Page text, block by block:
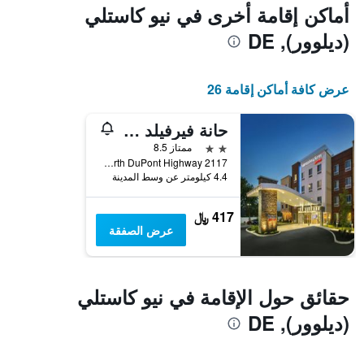
أماكن إقامة أخرى في نيو كاستلي
(ديلوور), DE
عرض كافة أماكن إقامة 26
حانة فيرفيلد وأجنحة ويلمنجتون نيو كاسل
2 نجمتين
ممتاز 8.5
2117 North DuPont Highway, نيو كاستلي (ديلوور), DE, الولايات المتحدة الأميريكية
4.4 كيلومتر عن وسط المدينة
417 ﷼
عرض الصفقة
حقائق حول الإقامة في نيو كاستلي
(ديلوور), DE